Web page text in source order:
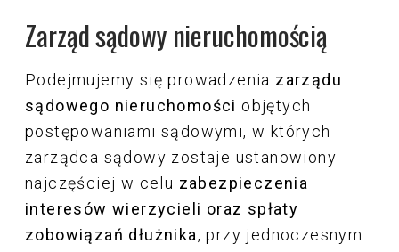
Zarząd sądowy nieruchomością
Podejmujemy się prowadzenia zarządu
sądowego nieruchomości objętych
postępowaniami sądowymi, w których
zarządca sądowy zostaje ustanowiony
najczęściej w celu zabezpieczenia
interesów wierzycieli oraz spłaty
zobowiązań dłużnika, przy jednoczesnym